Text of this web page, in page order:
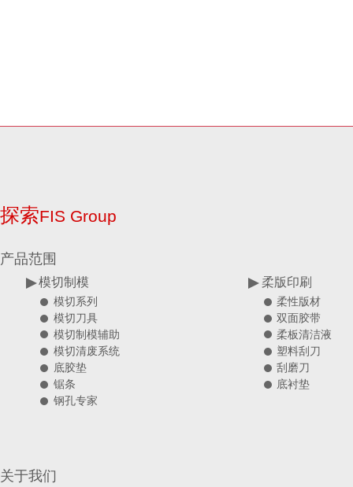
柔性版材
双面胶带
柔板清洁液
塑料刮刀
刮磨刀
底衬垫
探索FIS Group
产品范围
柔版印刷
模切系列
模切刀具
模切制模辅助
模切清废系统
底胶垫
锯条
钢孔专家
关于我们
模切制模